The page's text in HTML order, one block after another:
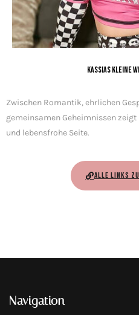
Kassias kleine
Zwischen Romantik, ehrlichen
gemeinsamen Geheimnissen
und lebensfrohe Seite.
ALLE LINKS
Navigation